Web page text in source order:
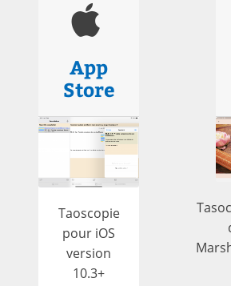
App
Store
Taoscopie
pour iOS
version
10.3+